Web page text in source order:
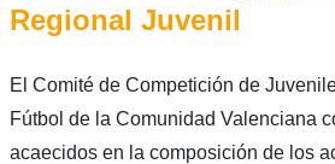
Regional Juvenil
El Comité de Competición de
Fútbol de la Comunidad Valenciana
acaecidos en la composición de los